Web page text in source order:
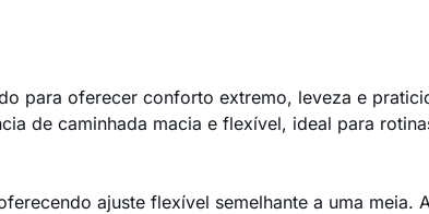
para oferecer conforto extremo, leveza e
de caminhada macia e flexível, ideal para
ajuste flexível semelhante a uma meia.